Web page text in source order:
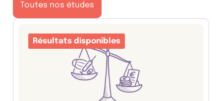
Toutes nos études
Résultats disponibles